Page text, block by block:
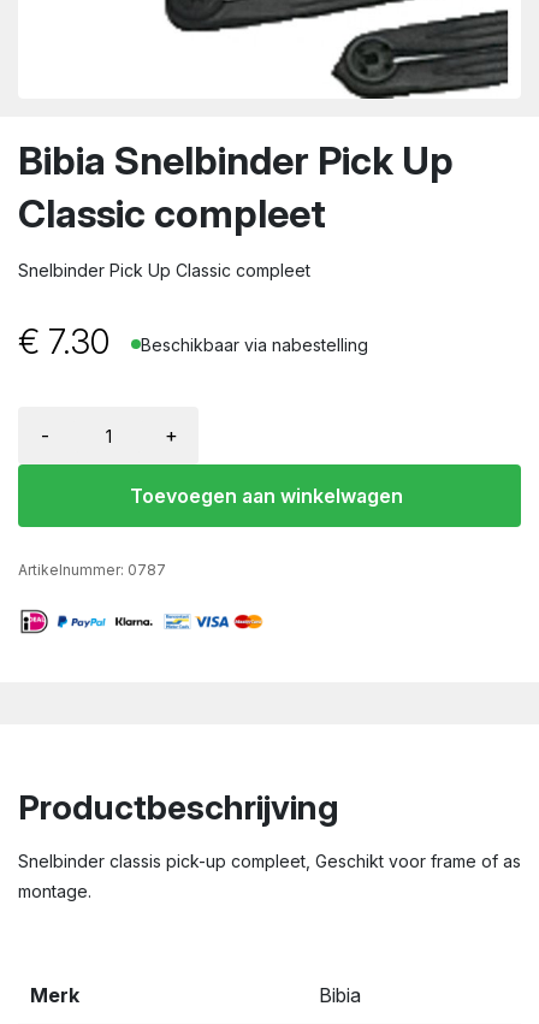
Bibia Snelbinder Pick Up
Classic compleet
Snelbinder Pick Up Classic compleet
€ 7.30 Beschikbaar via nabestelling
- +
Toevoegen aan winkelwagen
Artikelnummer: 0787
Productbeschrijving
Snelbinder classis pick-up compleet, Geschikt voor frame of as
montage.
Merk Bibia